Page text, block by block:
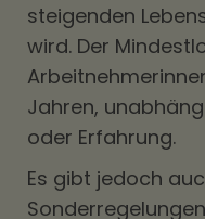
steigenden
wird. Der
Jahren,
oder Erfahrung.
Es gibt jedoch